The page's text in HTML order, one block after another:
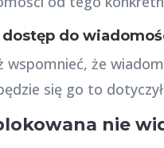
do
wspomnieć, że
się go to
nie